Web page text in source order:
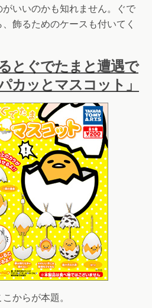
いいのかも知れません。ぐで
飾るためのケースも付いてく
とぐでたまと遭遇で
カッとマスコット」
からが本題。